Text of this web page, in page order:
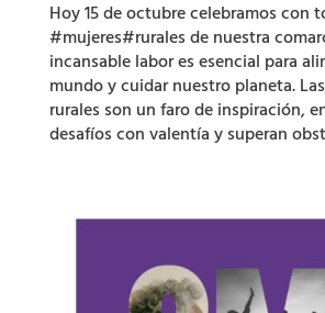
Hoy 15 de octubre celebramos con
#mujeres#rurales de nuestra
incansable labor es esencial para
mundo y cuidar nuestro planeta.
rurales son un faro de inspiración,
desafíos con valentía y superan